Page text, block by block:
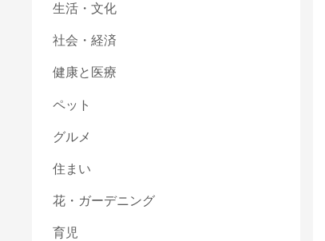
生活・文化
社会・経済
健康と医療
ペット
グルメ
住まい
花・ガーデニング
育児